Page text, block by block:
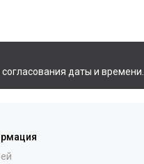
даты и времени.